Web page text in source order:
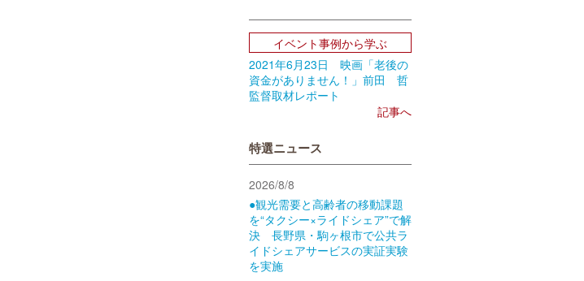
イベント事例から学ぶ
2021年6月23日 映画「老後の
資金がありません！」前田 哲
監督取材レポート
記事へ
特選ニュース
2026/8/8
●観光需要と高齢者の移動課題
を“タクシー×ライドシェア”で解
決 長野県・駒ヶ根市で公共ラ
イドシェアサービスの実証実験
を実施